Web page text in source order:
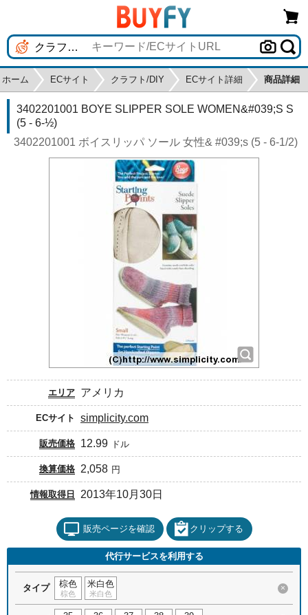
ホーム ECサイト クラフト/DIY ECサイト詳細 商品詳細
3402201001 BOYE SLIPPER SOLE WOMEN&#039;S S
(5 - 6-½)
3402201001 ボイスリッパ ソール 女性& #039;s (5 - 6-1/2)
エリア アメリカ
ECサイト simplicity.com
販売価格 12.99 ドル
換算価格 2,058 円
情報取得日 2013年10月30日
販売ページを確認 クリップする
代行サービスを利用する
タイプ 棕色
棕色
米白色
米白色
×